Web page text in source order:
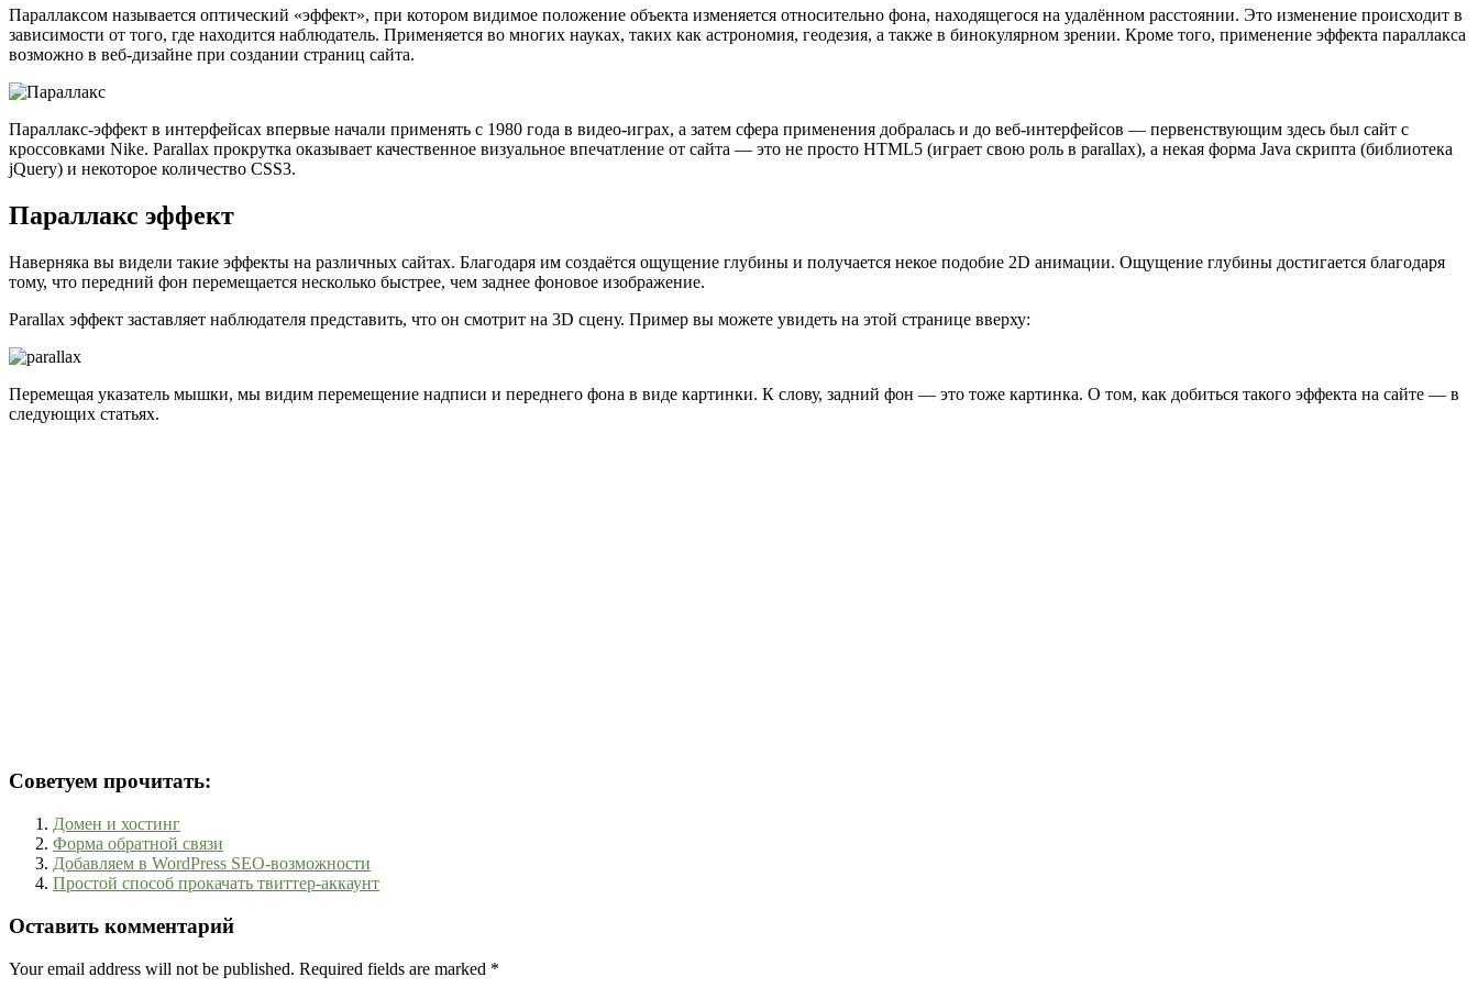
Параллаксом называется оптический «эффект», при котором видимое положение объекта изменяется относительно фона, находящегося на удалённом расстоянии. Это изменение происходит в
зависимости от того, где находится наблюдатель. Применяется во многих науках, таких как астрономия, геодезия, а также в бинокулярном зрении. Кроме того, применение эффекта параллакса
возможно в веб-дизайне при создании страниц сайта.
Параллакс-эффект в интерфейсах впервые начали применять с 1980 года в видео-играх, а затем сфера применения добралась и до веб-интерфейсов — первенствующим здесь был сайт с
кроссовками Nike. Parallax прокрутка оказывает качественное визуальное впечатление от сайта — это не просто HTML5 (играет свою роль в parallax), а некая форма Java скрипта (библиотека
jQuery) и некоторое количество CSS3.
Параллакс эффект
Наверняка вы видели такие эффекты на различных сайтах. Благодаря им создаётся ощущение глубины и получается некое подобие 2D анимации. Ощущение глубины достигается благодаря
тому, что передний фон перемещается несколько быстрее, чем заднее фоновое изображение.
Parallax эффект заставляет наблюдателя представить, что он смотрит на 3D сцену. Пример вы можете увидеть на этой странице вверху:
Перемещая указатель мышки, мы видим перемещение надписи и переднего фона в виде картинки. К слову, задний фон — это тоже картинка. О том, как добиться такого эффекта на сайте — в
следующих статьях.
Советуем прочитать:
Домен и хостинг
Форма обратной связи
Добавляем в WordPress SEO-возможности
Простой способ прокачать твиттер-аккаунт
Оставить комментарий
Your email address will not be published. Required fields are marked *